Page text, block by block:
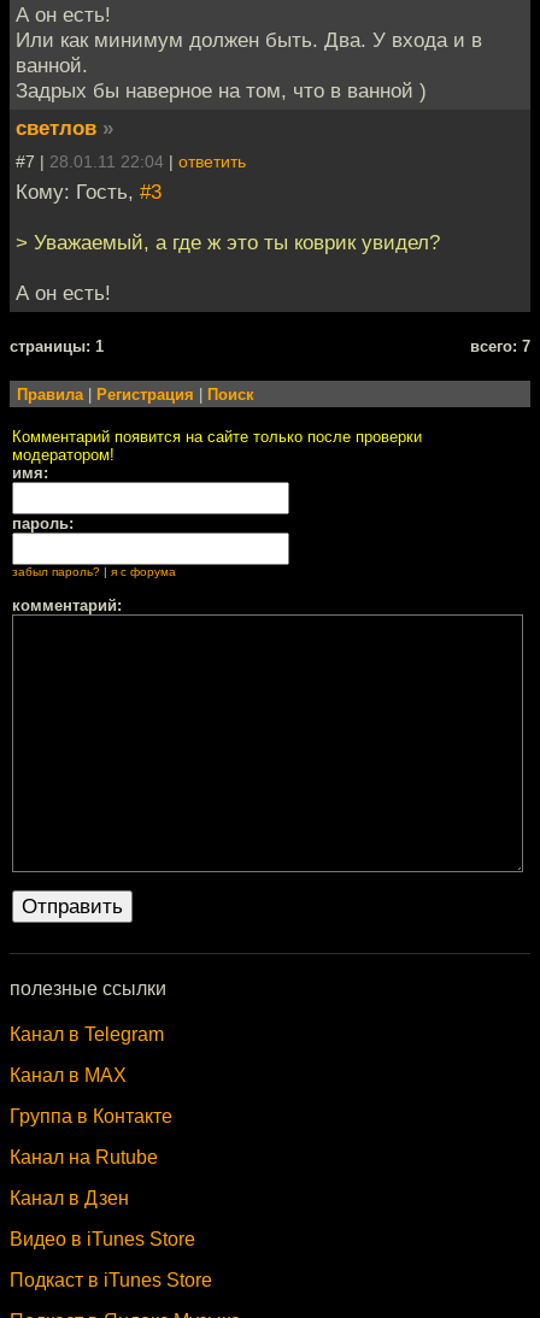
А он есть!
Или как минимум должен быть. Два. У входа и в
ванной.
Задрых бы наверное на том, что в ванной )
светлов »
#7 | 28.01.11 22:04 | ответить
Кому: Гость, #3
> Уважаемый, а где ж это ты коврик увидел?
А он есть!
cтраницы: 1 всего: 7
Правила| Регистрация Поиск
Комментарий появится на сайте только после проверки
модератором!
имя:
пароль:
забыл пароль? | я с форума
комментарий:
полезные ссылки
Канал в Telegram
Канал в MAX
Группа в Контакте
Канал на Rutube
Канал в Дзен
Видео в iTunes Store
Подкаст в iTunes Store